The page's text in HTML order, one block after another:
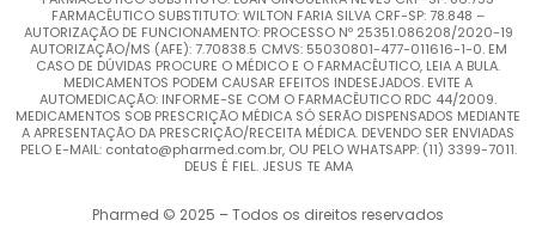
FARMACÊUTICO SUBSTITUTO: WILTON FARIA SILVA CRF-SP: 78.848 –
AUTORIZAÇÃO DE FUNCIONAMENTO: PROCESSO Nº 25351.086208/2020-19
AUTORIZAÇÃO/MS (AFE): 7.70838.5 CMVS: 55030801-477-011616-1-0. EM
CASO DE DÚVIDAS PROCURE O MÉDICO E O FARMACÊUTICO, LEIA A BULA.
MEDICAMENTOS PODEM CAUSAR EFEITOS INDESEJADOS. EVITE A
AUTOMEDICAÇÃO: INFORME-SE COM O FARMACÊUTICO RDC 44/2009.
MEDICAMENTOS SOB PRESCRIÇÃO MÉDICA SÓ SERÃO DISPENSADOS MEDIANTE
A APRESENTAÇÃO DA PRESCRIÇÃO/RECEITA MÉDICA. DEVENDO SER ENVIADAS
PELO E-MAIL: contato@pharmed.com.br, OU PELO WHATSAPP: (11) 3399-7011.
DEUS É FIEL. JESUS TE AMA
Pharmed © 2025 – Todos os direitos reservados